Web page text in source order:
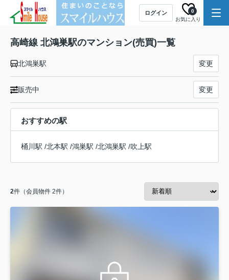
ログイン
お気に入り
0
高崎線 北鴻巣駅のマンション(売買)一覧
北鴻巣駅 変更
販売中 変更
おすすめの駅
桶川駅 /北本駅 /鴻巣駅 /北鴻巣駅 /吹上駅
2件（会員物件 2件）